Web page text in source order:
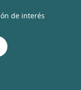
de interés